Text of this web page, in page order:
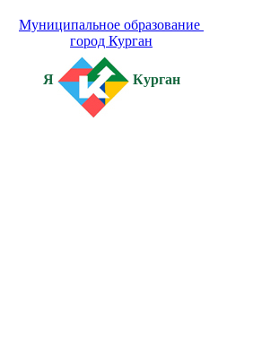
Муниципальное образование
город Курган
Я Курган